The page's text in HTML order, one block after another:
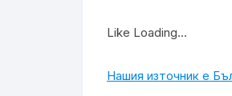
Like Loading…
Нашия източник е